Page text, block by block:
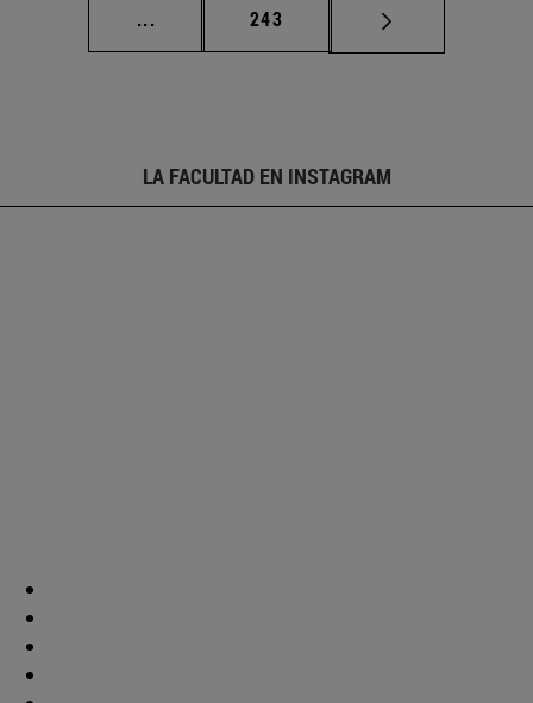
... Páginas intermedias Use TAB para
Página
243
LA FACULTAD EN INSTAGRAM